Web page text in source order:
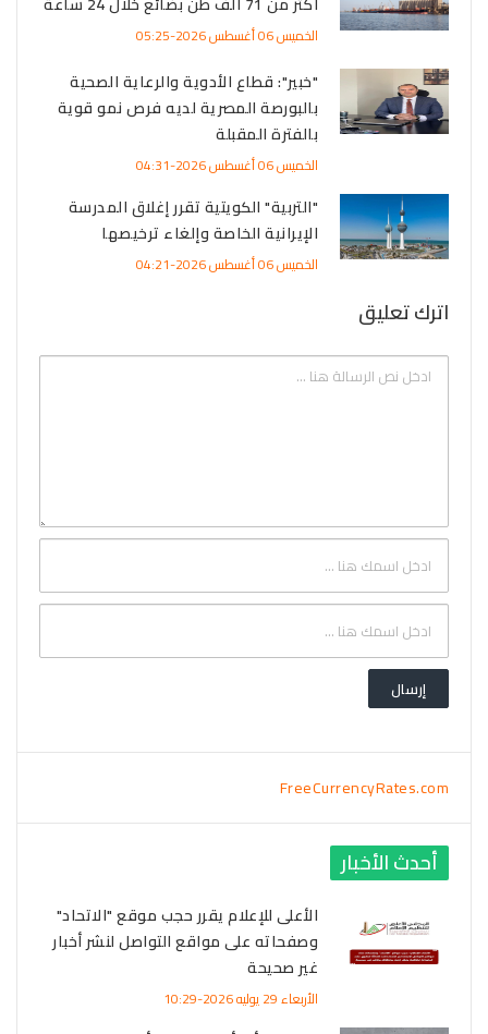
الخميس 06 أغسطس 2026-05:25
"خبير": قطاع الأدوية والرعاية الصحية
بالبورصة المصرية لديه فرص نمو قوية
بالفترة المقبلة
الخميس 06 أغسطس 2026-04:31
"التربية" الكويتية تقرر إغلاق المدرسة
الإيرانية الخاصة وإلغاء ترخيصها
الخميس 06 أغسطس 2026-04:21
اترك تعليق
FreeCurrencyRates.com
أحدث الأخبار
الأعلى للإعلام يقرر حجب موقع "الاتحاد"
وصفحاته على مواقع التواصل لنشر أخبار
غير صحيحة
الأربعاء 29 يوليه 2026-10:29